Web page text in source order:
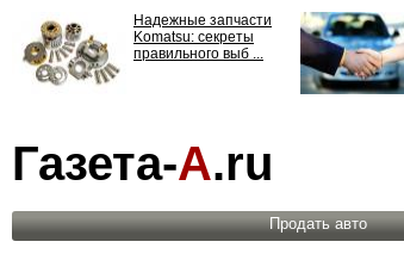
Надежные запчасти
Komatsu: секреты
правильного выб ...
ответственности: все,
что нужно знать ...
Газета-А.ru
Продать авто